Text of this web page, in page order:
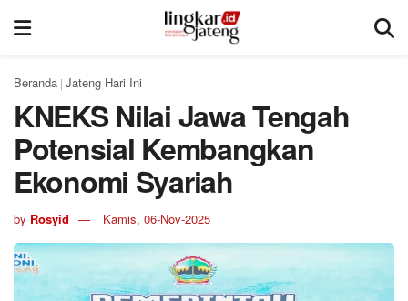
Beranda | Jateng Hari Ini
KNEKS Nilai Jawa Tengah
Potensial Kembangkan
Ekonomi Syariah
by Rosyid Kamis, 06-Nov-2025